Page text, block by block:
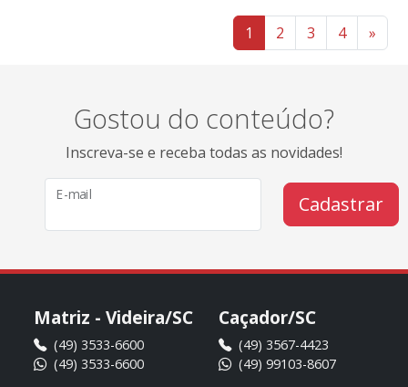
1 2 3 4 »
Gostou do conteúdo?
Inscreva-se e receba todas as novidades!
E-mail Cadastrar
Matriz - Videira/SC
(49) 3533-6600
(49) 3533-6600
Caçador/SC
(49) 3567-4423
(49) 99103-8607